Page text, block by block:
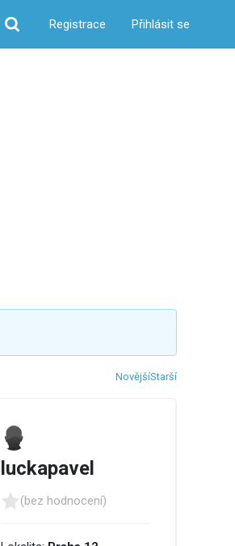
Hledat
Registrace Přihlásit se
NovějšíStarší
luckapavel
(bez hodnocení)